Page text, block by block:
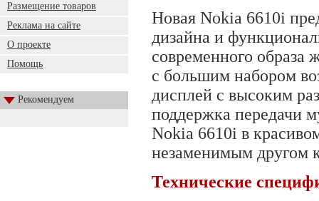
Размещение товаров
Реклама на сайте
О проекте
Помощь
Рекомендуем
Новая Nokia 6610i
дизайна и
современного
с большим набором
дисплей с высоким
поддержка передачи
Nokia 6610i в
незаменимым другом
Технические